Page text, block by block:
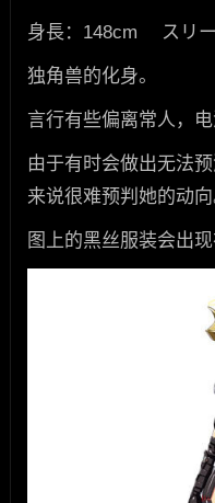
身長：148cm スリー
独角兽的化身。
言行有些偏离常人，电
由于有时会做出无法
来说很难预判她的动向
图上的黑丝服装会出现